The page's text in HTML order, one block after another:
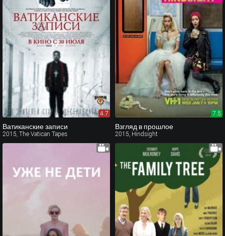
4.7
Ватиканские записи
2015, The Vatican Tapes
7.5
Взгляд в прошлое
2015, Hindsight